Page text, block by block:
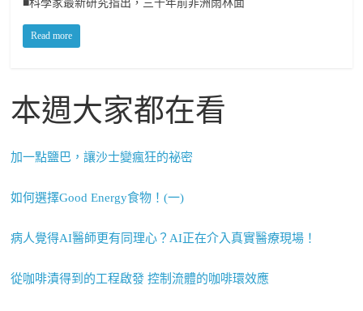
■科學家最新研究指出，三千年前非洲雨林面
Read more
本週大家都在看
加一點鹽巴，讓沙士變瘋狂的祕密
如何選擇Good Energy食物！(一)
病人覺得AI醫師更有同理心？AI正在介入真實醫療現場！
從咖啡漬得到的工程啟發 控制流體的咖啡環效應